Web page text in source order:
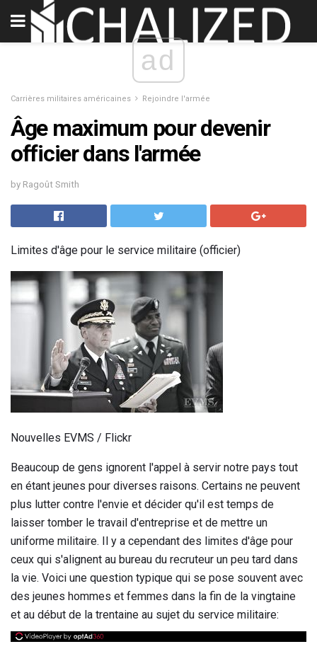
ad
Carrières militaires américaines Rejoindre l'armée
Âge maximum pour devenir
officier dans l'armée
by Ragoût Smith
Limites d'âge pour le service militaire (officier)
Nouvelles EVMS / Flickr
Beaucoup de gens ignorent l'appel à servir notre pays tout
en étant jeunes pour diverses raisons. Certains ne peuvent
plus lutter contre l'envie et décider qu'il est temps de
laisser tomber le travail d'entreprise et de mettre un
uniforme militaire. Il y a cependant des limites d'âge pour
ceux qui s'alignent au bureau du recruteur un peu tard dans
la vie. Voici une question typique qui se pose souvent avec
des jeunes hommes et femmes dans la fin de la vingtaine
et au début de la trentaine au sujet du service militaire: